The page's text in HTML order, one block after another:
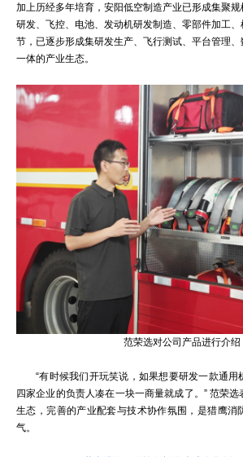
加上历经多年培育，安阳低空制造产业已形成集聚
研发、飞控、电池、发动机研发制造、零部件加工
节，已逐步形成集研发生产、飞行测试、平台管理
一体的产业生态。
范荣选对公司产品进行介绍
“有时候我们开玩笑说，如果想要研发一款通用
四家企业的负责人凑在一块一商量就成了。” 范荣
生态，完善的产业配套与技术协作氛围，是猎鹰消
气。